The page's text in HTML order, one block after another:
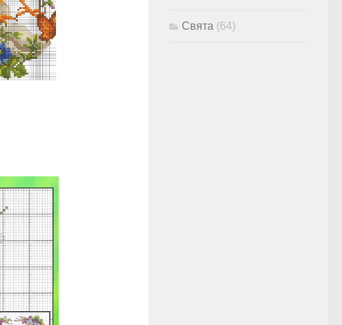
Свята (64)